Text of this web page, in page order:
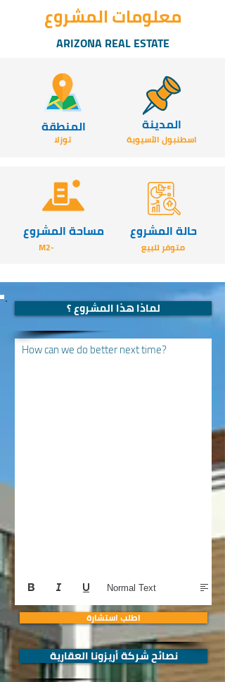
المنطقة
توزلا
المدينة
اسطنبول الآسيوية
مساحة المشروع
-M2
حالة المشروع
متوفر للبيع
معلومات المشروع
ARIZONA REAL ESTATE
How can we do better next time?
Normal Text
لماذا هذا المشروع ؟
نصائح شركة أريزونا العقارية
اطلب استشارة